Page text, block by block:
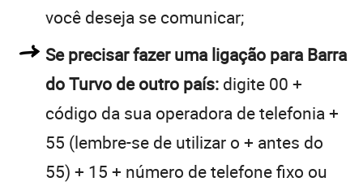
você deseja se comunicar;
Se precisar fazer uma ligação para Barra
do Turvo de outro país: digite 00 +
código da sua operadora de telefonia +
55 (lembre-se de utilizar o + antes do
55) + 15 + número de telefone fixo ou